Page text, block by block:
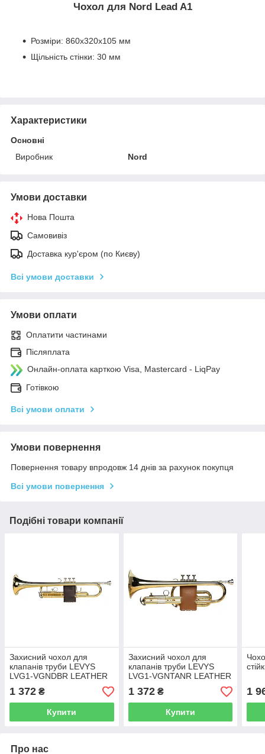
Чохол для Nord Lead A1
Розміри: 860х320х105 мм
Щільність стінки: 30 мм
Характеристики
Основні
Виробник
Nord
Умови доставки
Нова Пошта
Самовивіз
Доставка кур'єром (по Києву)
Всі умови доставки
Умови оплати
Оплатити частинами
Післяплата
Онлайн-оплата карткою Visa, Mastercard - LiqPay
Готівкою
Всі умови оплати
Умови повернення
Повернення товару впродовж 14 днів за рахунок покупця
Всі умови повернення
Подібні товари компанії
Захисний чохол для
клапанів труби LEVYS
LVG1-VGNDBR LEATHER
VALVE GUARD TRUMPET
(Vegan Dark Brown)
1 372 ₴
Купити
Захисний чохол для
клапанів труби LEVYS
LVG1-VGNTANR LEATHER
VALVE GUARD TRUMPET
(Vegan Tan)
1 372₴
Купити
1
Про нас